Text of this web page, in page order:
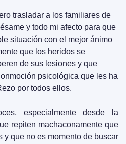
trasladar a los familiares de
y todo mi afecto para que
situación con el mejor ánimo
que los heridos se
de sus lesiones y que
psicológica que les ha
por todos ellos.
especialmente desde la
repiten machaconamente que
y que no es momento de buscar